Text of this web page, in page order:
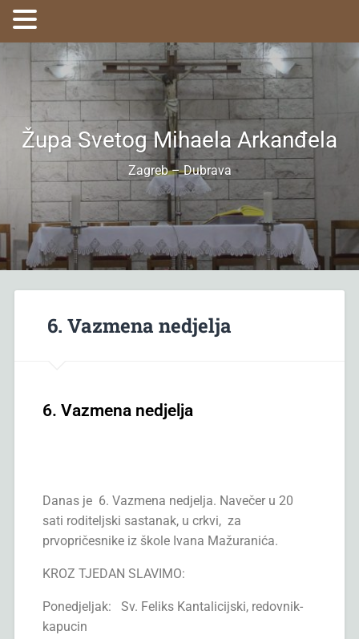
Župa Svetog Mihaela Arkanđela
Zagreb – Dubrava
6. Vazmena nedjelja
6. Vazmena nedjelja
Danas je 6. Vazmena nedjelja. Navečer u 20
sati roditeljski sastanak, u crkvi, za
prvopričesnike iz škole Ivana Mažuranića.
KROZ TJEDAN SLAVIMO:
Ponedjeljak: Sv. Feliks Kantalicijski, redovnik-
kapucin